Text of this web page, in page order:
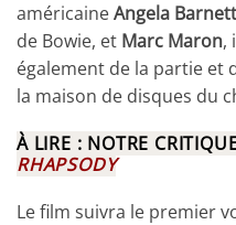
américaineAngela Barnett
de Bowie, et Marc Maron,
également de la partie et
la maison de disques du
À LIRE : NOTRE
RHAPSODY
Le film suivra le premier